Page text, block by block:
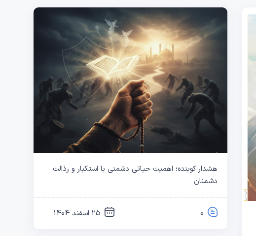
هشدار کوبنده؛ اهمیت حیاتی دشمنی با استکبار و رذالت
دشمنان
0 25 اسفند 1404